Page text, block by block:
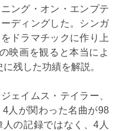
ング・オン・エンプテ
ディングした。シンガ
ドラマチックに作り上
映画を観ると本当によ
残した功績を解説。
ェイムス・テイラー、
人が関わった名曲が98
の記録ではなく、4人